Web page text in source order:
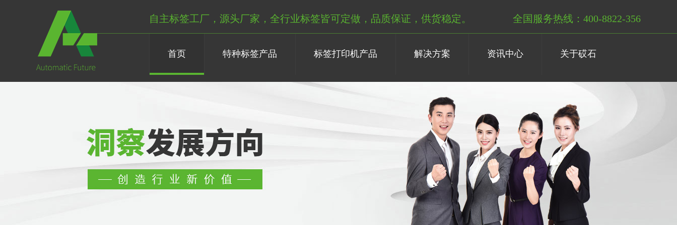
自主标签工厂，源头厂家，全行业标签皆可定做，品质保证，供货稳定。 全国服务热线：400-8822-356
首页 特种标签产品 标签打印机产品 解决方案 资讯中心 关于砹石